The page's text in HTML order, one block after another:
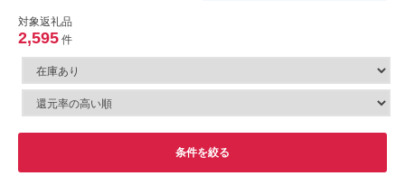
対象返礼品
2,595 件
条件を絞る